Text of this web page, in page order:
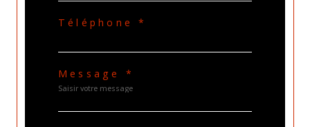
Téléphone *
Message *